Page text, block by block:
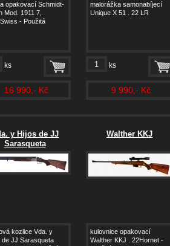
opakovací Schmidt-
Mod. 1911 7,
- Použitá
ks
16 990,- Kč
malorážka samonabíjecí
Unique X 51 . 22 LR
ks
9 990,- Kč
y Hijos de JJ
Sarasqueta
kozlice Vda. y
de JJ Sarasqueta
Walther KKJ
kulovnice opakovací
Walther KKJ . 22Hornet -